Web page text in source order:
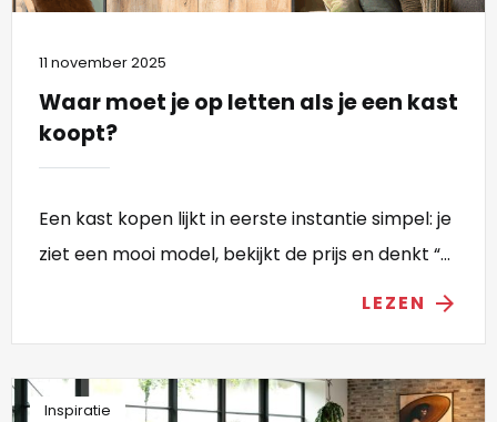
11 november 2025
Waar moet je op letten als je een kast
koopt?
Een kast kopen lijkt in eerste instantie simpel: je
ziet een mooi model, bekijkt de prijs en denkt “...
LEZEN arrow_forward
Inspiratie